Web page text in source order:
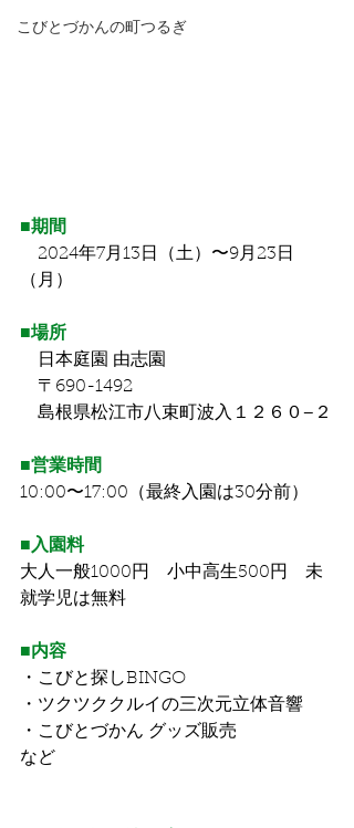
こびとづかんの町つるぎ
■期間
2024年7月13日（土）〜9月23日
（月）
■場所
日本庭園 由志園
〒690-1492
島根県松江市八束町波入１２６０−２
■営業時間
10:00〜17:00（最終入園は30分前）
■入園料
大人一般1000円　小中高生500円　未
就学児は無料
■内容
・こびと探しBINGO
・ツクツククルイの三次元立体音響
・こびとづかん グッズ販売
など